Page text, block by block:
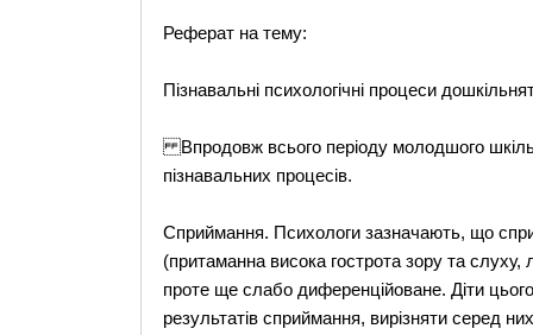
Реферат на тему:
Пізнавальні психологічні процеси
Впродовж всього періоду молодшого
пізнавальних процесів.
Сприймання. Психологи зазначають, що
(притаманна висока гострота зору та слуху,
проте ще слабо диференційоване. Діти
результатів сприймання, вирізняти серед